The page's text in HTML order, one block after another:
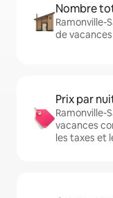
Nombre
Ramonville-
de vacances
Prix par
Ramonville-
vacances
les taxes et